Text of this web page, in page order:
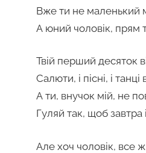
Вже ти не маленький
А юний чоловік, прям
Твій перший десяток
Салюти, і пісні, і танці
А ти, внучок мій, не
Гуляй так, щоб завтра
Але хоч чоловік, все